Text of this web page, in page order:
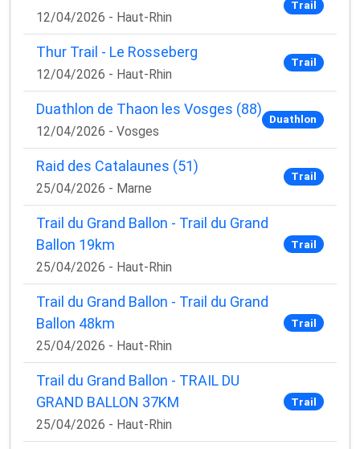
12/04/2026 - Haut-Rhin
Trail
Thur Trail - Le Rosseberg
12/04/2026 - Haut-Rhin
Trail
Duathlon de Thaon les Vosges (88)
12/04/2026 - Vosges
Duathlon
Raid des Catalaunes (51)
25/04/2026 - Marne
Trail
Trail du Grand Ballon - Trail du Grand
Ballon 19km
25/04/2026 - Haut-Rhin
Trail
Trail du Grand Ballon - Trail du Grand
Ballon 48km
25/04/2026 - Haut-Rhin
Trail
Trail du Grand Ballon - TRAIL DU
GRAND BALLON 37KM
25/04/2026 - Haut-Rhin
Trail